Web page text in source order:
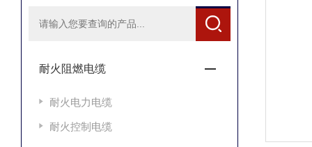
耐火阻燃电缆
耐火电力电缆
耐火控制电缆